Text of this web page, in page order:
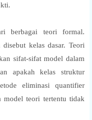
berbagai teori formal.
kelas dasar. Teori
sifat-sifat model dalam
apakah kelas struktur
eliminasi quantifier
model teori tertentu tidak